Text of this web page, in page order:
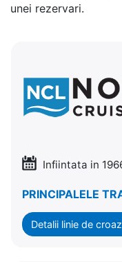
unei rezervari.
Infiintata in
PRINCIPALELE
Detalii linie de